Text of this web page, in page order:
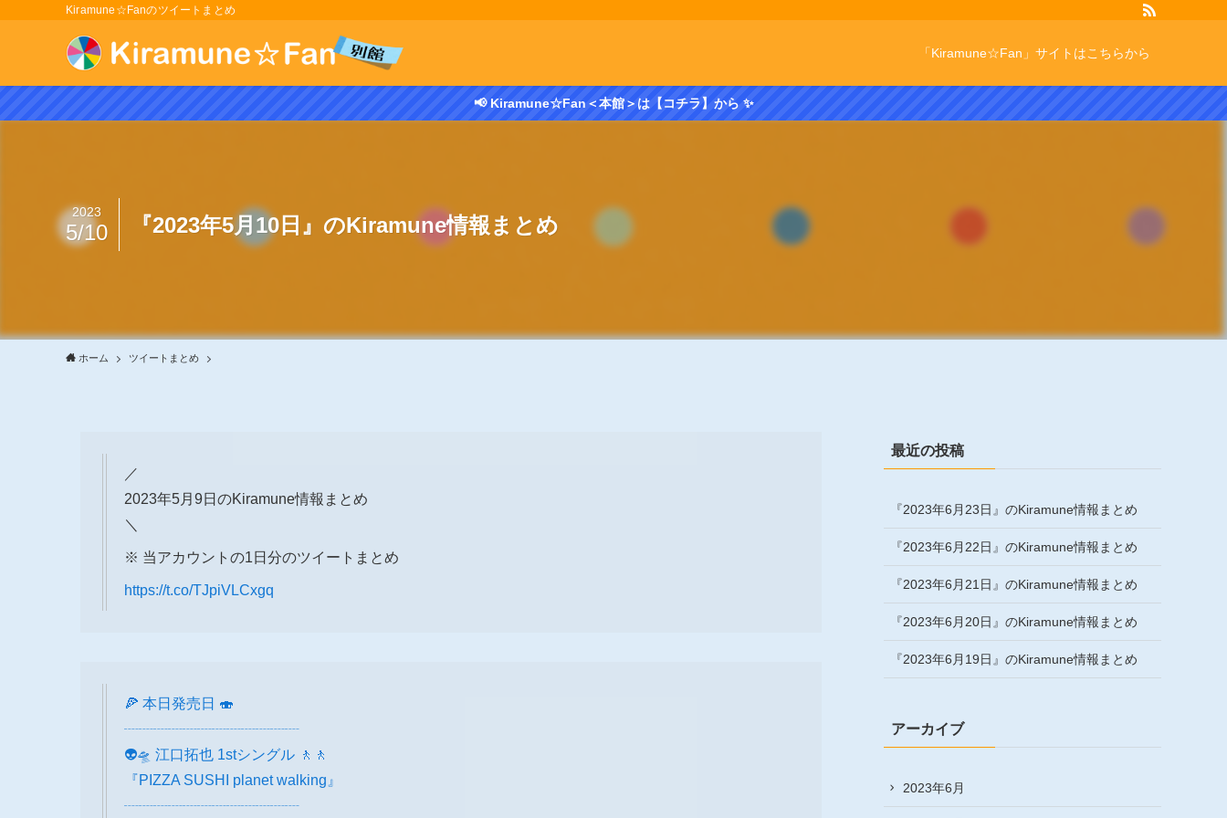
Kiramune☆Fanのツイートまとめ
「Kiramune☆Fan」サイトはこちらから
📢 Kiramune☆Fan＜本館＞は【コチラ】から ✨
『2023年5月10日』のKiramune情報まとめ
2023
5/10
ホーム ツイートまとめ
／
2023年5月9日のKiramune情報まとめ
＼
※ 当アカウントの1日分のツイートまとめ
https://t.co/TJpiVLCxgq
🍕 本日発売日 🍣
┈┈┈┈┈┈┈┈┈┈┈┈
👽🛸 江口拓也 1stシングル 🚶🚶
『PIZZA SUSHI planet walking』
┈┈┈┈┈┈┈┈┈┈┈┈
最近の投稿
『2023年6月23日』のKiramune情報まとめ
『2023年6月22日』のKiramune情報まとめ
『2023年6月21日』のKiramune情報まとめ
『2023年6月20日』のKiramune情報まとめ
『2023年6月19日』のKiramune情報まとめ
アーカイブ
2023年6月